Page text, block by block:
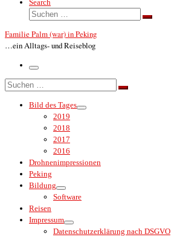
Search
Suche
Suchen …
Familie Palm (war) in Peking
…ein Alltags- und Reiseblog
Menü
Suche
Suchen …
Bild des Tages
2019
2018
2017
2016
Drohnenimpressionen
Peking
Bildung
Software
Reisen
Impressum
Datenschutzerklärung nach DSGVO